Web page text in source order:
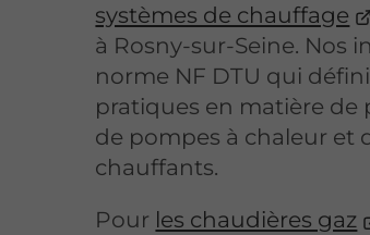
systèmes de chauffage
à Rosny-sur-Seine. Nos
norme NF DTU qui
pratiques en matière de
de pompes à chaleur et
chauffants.
Pour les chaudières gaz